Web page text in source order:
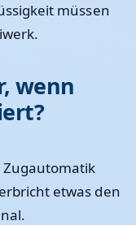
müssen
wenn
etwas den